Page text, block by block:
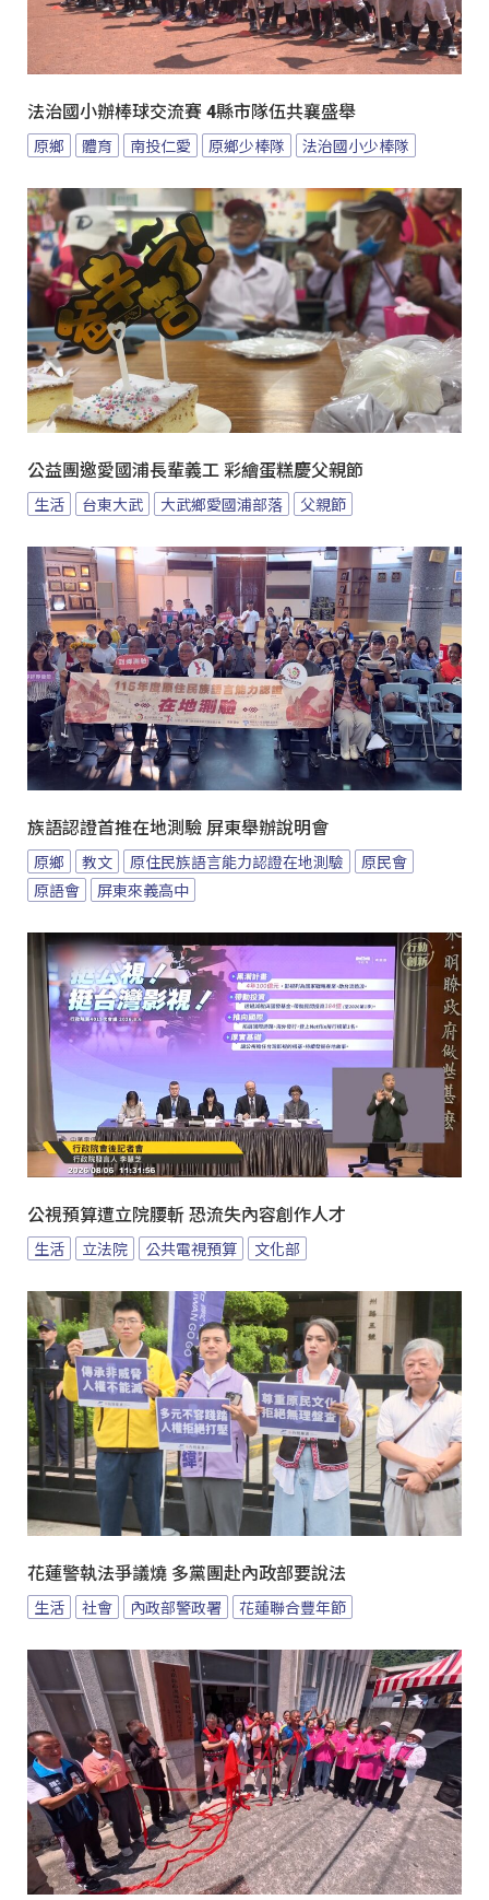
法治國小辦棒球交流賽 4縣市隊伍共襄盛舉
原鄉 體育 南投仁愛 原鄉少棒隊 法治國小少棒隊
公益團邀愛國浦長輩義工 彩繪蛋糕慶父親節
生活 台東大武 大武鄉愛國浦部落 父親節
族語認證首推在地測驗 屏東舉辦說明會
原鄉 教文 原住民族語言能力認證在地測驗
原民會
原語會
屏東來義高中
公視預算遭立院腰斬 恐流失內容創作人才
生活 立法院 公共電視預算 文化部
花蓮警執法爭議燒 多黨團赴內政部要說法
生活 社會 內政部警政署 花蓮聯合豐年節